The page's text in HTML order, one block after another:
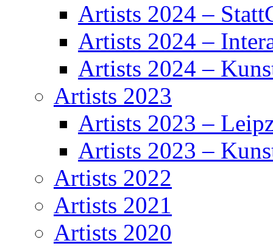
Artists 2024 –
Artists 2024 –
Artists 2024 –
Artists 2023
Artists 2023 –
Artists 2023 –
Artists 2022
Artists 2021
Artists 2020